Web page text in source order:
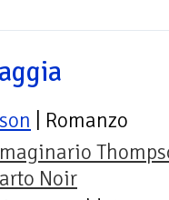
| Romanzo
Noir